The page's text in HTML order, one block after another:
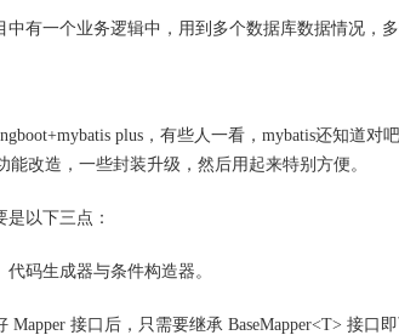
中有一个业务逻辑中，用到多个数据库数据情况，多
plus，有些人一看，mybatis还知道对
能改造，一些封装升级，然后用起来特别方便。
以下三点：
码生成器与条件构造器。
Mapper 接口后，只需要继承 BaseMapper<T> 接